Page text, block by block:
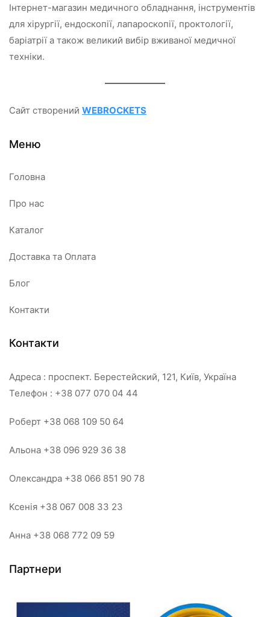
Інтернет-магазин медичного обладнання, інструментів
для хірургії, ендоскопії, лапароскопії, проктології,
баріатрії а також великий вибір вживаної медичної
техніки.
Сайт створений WEBROCKETS
Меню
Головна
Про нас
Каталог
Доставка та Оплата
Блог
Контакти
Контакти
Адреса : проспект. Берестейский, 121, Київ, Україна
Телефон : +38 077 070 04 44
Роберт +38 068 109 50 64
Альона +38 096 929 36 38
Олександра +38 066 851 90 78
Ксенія +38 067 008 33 23
Анна +38 068 772 09 59
Партнери